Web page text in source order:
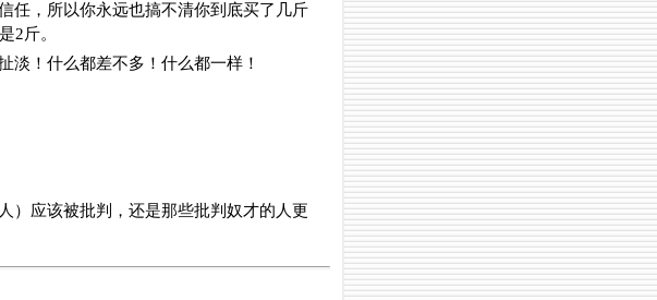
任，所以你永远也搞不清你到底买了几斤
2斤。
淡！什么都差不多！什么都一样！
）应该被批判，还是那些批判奴才的人更